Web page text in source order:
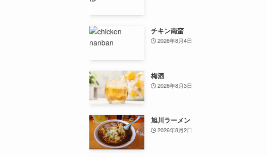
チキン南蛮
2026年8月4日
梅酒
2026年8月3日
旭川ラーメン
2026年8月2日